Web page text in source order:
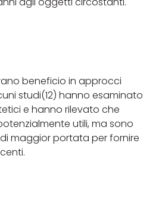
beneficio in approcci
studi(12) hanno esaminato
e hanno rilevato che
utili, ma sono
maggior portata per fornire